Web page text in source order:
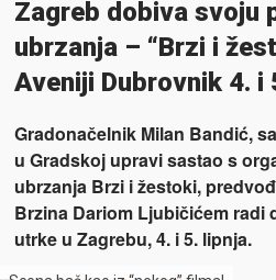
Zagreb dobiva svoju
ubrzanja – “Brzi i
Aveniji Dubrovnik 4. i
Gradonačelnik Milan Bandić,
u Gradskoj upravi sastao s
ubrzanja Brzi i žestoki,
Brzina Dariom Ljubičićem radi
utrke u Zagrebu, 4. i 5. lipnja.